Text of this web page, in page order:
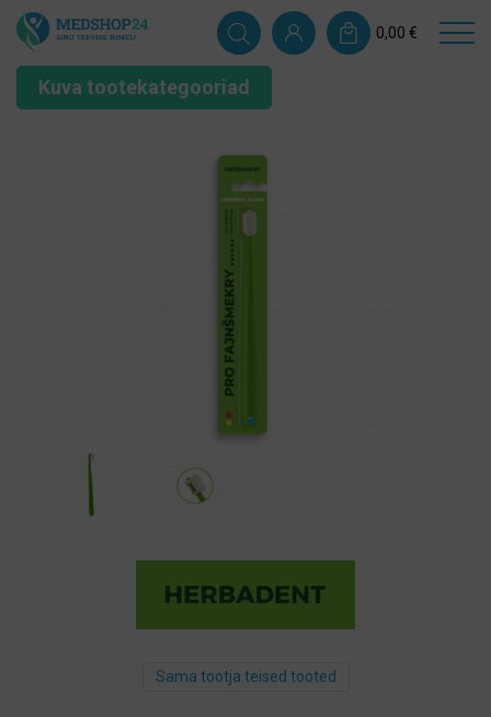
0,00 €
Kuva tootekategooriad
Sama tootja teised tooted